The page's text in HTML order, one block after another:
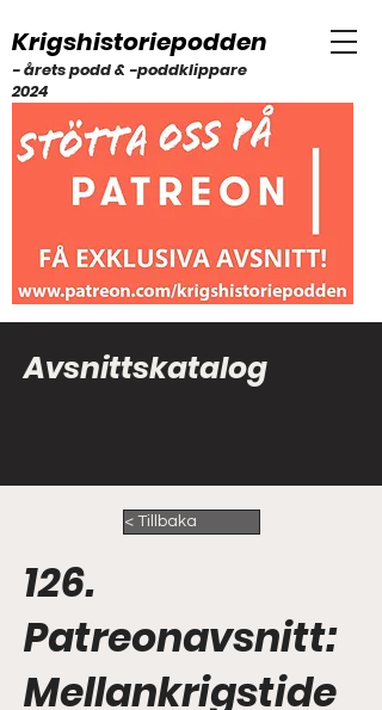
Krigshistoriepodden
- årets podd & -poddklippare
2024
Avsnittskatalog
< Tillbaka
126.
Patreonavsnitt:
Mellankrigstide